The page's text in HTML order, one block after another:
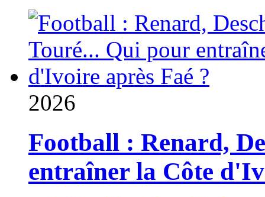
2026
Football : Renard,
entraîner la Côte